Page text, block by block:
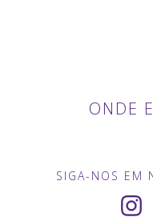
ONDE
SIGA-NOS EM